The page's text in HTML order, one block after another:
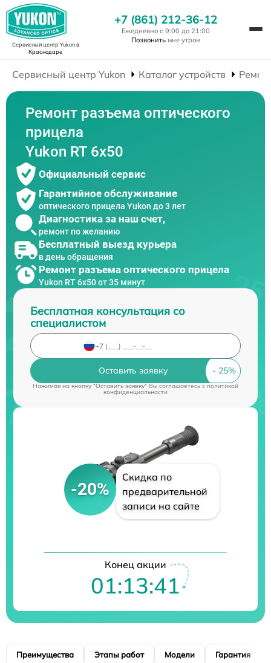
Сервисный центр Yukonв
Краснодаре
+7 (861) 212-36-12
Ежедневно с 9:00 до 21:00
Позвонить мне утром
Сервисный центр Yukon Каталог устройств
Ремонт разъема оптического
прицела
Yukon RT 6x50
Официальный сервис
Гарантийное обслуживание
оптического прицела Yukon до 3 лет
Диагностика за наш счет,
ремонт по желанию
Бесплатный выезд курьера
в день обращения
Ремонт разъема оптического прицела
Yukon RT 6x50 от 35 минут
Бесплатная консультация со
специалистом
Оставить заявку
Нажимая на кнопку "Оставить заявку" Вы соглашаетесь cполитикой
конфиденциальности
-20%
Скидка по
предварительной
записи на сайте
Конец акции
01:13:39
Преимущества Этапы работ Модели Гарантия